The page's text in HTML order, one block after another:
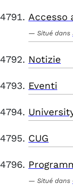
Accesso
Situé dans
Notizie
Eventi
CUG
Situé dans